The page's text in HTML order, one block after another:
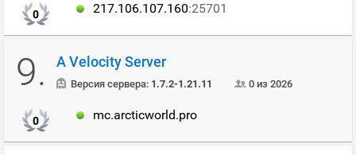
0 217.106.107.160:25701
9. A Velocity Server
Версия сервера: 1.7.2-1.21.11 0 из 2026
0 mc.arcticworld.pro